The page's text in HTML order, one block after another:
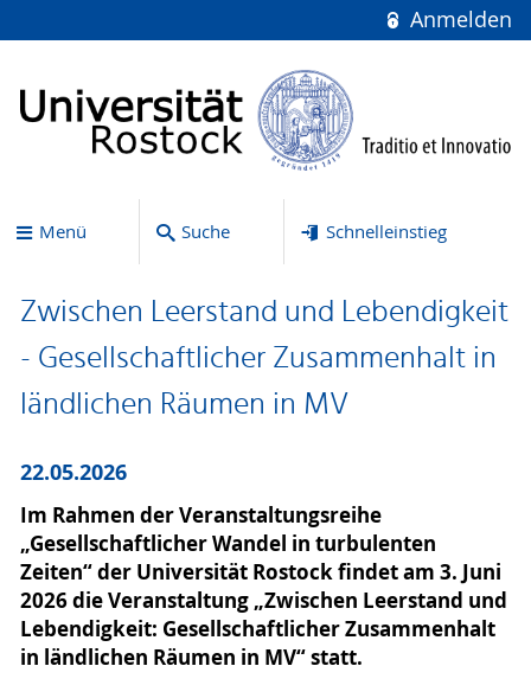
Anmelden
Menü Suche Schnelleinstieg
Zwischen Leerstand und Lebendigkeit
- Gesellschaftlicher Zusammenhalt in
ländlichen Räumen in MV
22.05.2026
Im Rahmen der Veranstaltungsreihe
„Gesellschaftlicher Wandel in turbulenten
Zeiten“ der Universität Rostock findet am 3. Juni
2026 die Veranstaltung „Zwischen Leerstand und
Lebendigkeit: Gesellschaftlicher Zusammenhalt
in ländlichen Räumen in MV“ statt.